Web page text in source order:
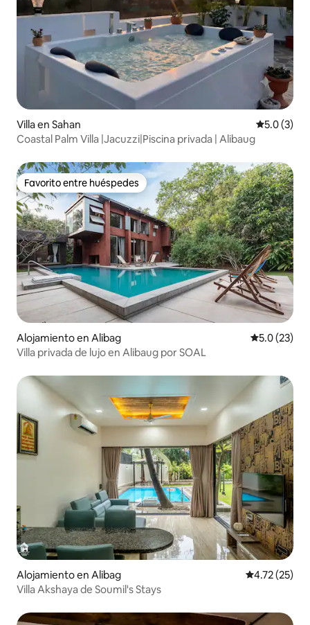
Villa en Sahan
5.0 (3)
Coastal Palm Villa |Jacuzzi|Piscina privada | Alibaug
Favorito entre huéspedes
Favorito entre huéspedes
Alojamiento en Alibag Calificación
5.0 (23)
Villa privada de lujo en Alibaug por SOAL
Alojamiento en Alibag Calificación
4.72 (25)
Villa Akshaya de Soumil's Stays